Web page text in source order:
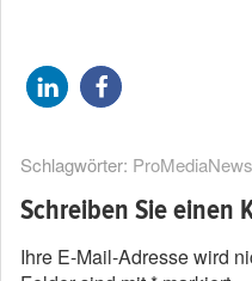
Schlagwörter: ProMediaNews
Schreiben Sie einen
Ihre E-Mail-Adresse wird